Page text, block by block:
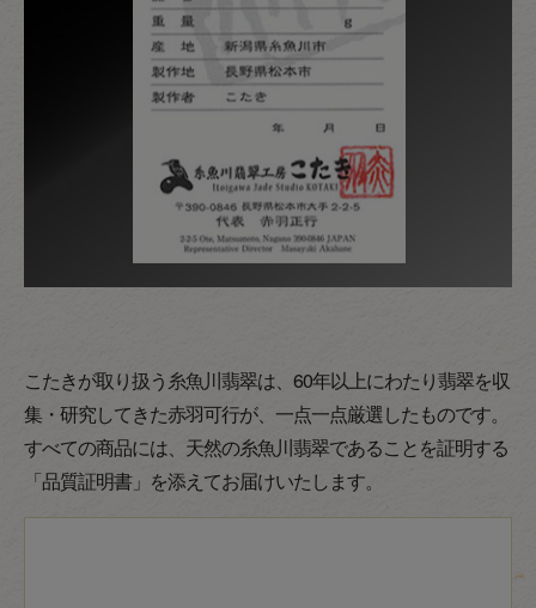
こたきが取り扱う糸魚川翡翠は、60年以上にわたり翡翠を収
集・研究してきた赤羽可行が、一点一点厳選したものです。
すべての商品には、天然の糸魚川翡翠であることを証明する
「品質証明書」を添えてお届けいたします。